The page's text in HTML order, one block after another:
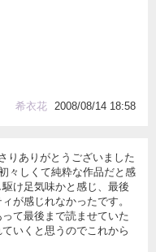
希衣花
2008/08/14 18:58
りありがとうございました
々しくて純粋な作品だと感
け足気味かと感じ、最後
が感じれなかったです。
て最後まで読ませていた
いくと思うのでこれから